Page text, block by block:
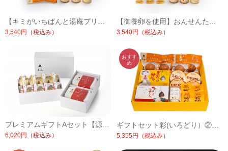
【キミがいちばんと湯庵プリンセット】【冷蔵便】
3,540円 （税込み）
【御養卵を使用】おんせんたまごと湯庵プリンセット【冷蔵便】
3,540円 （税込み）
プレミアムギフトAセット【源泉たまご赤玉6個入り2箱、湯庵プリン8個(内プレーン4個/はちみつ4個)】【冷蔵便】
6,020円 （税込み） 5,355円 （税込み）